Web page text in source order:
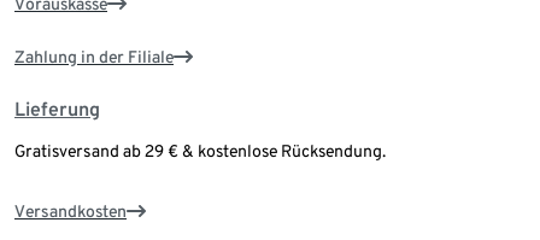
Vorauskasse
Zahlung in der Filiale
Lieferung
Gratisversand ab 29 € & kostenlose Rücksendung.
Versandkosten